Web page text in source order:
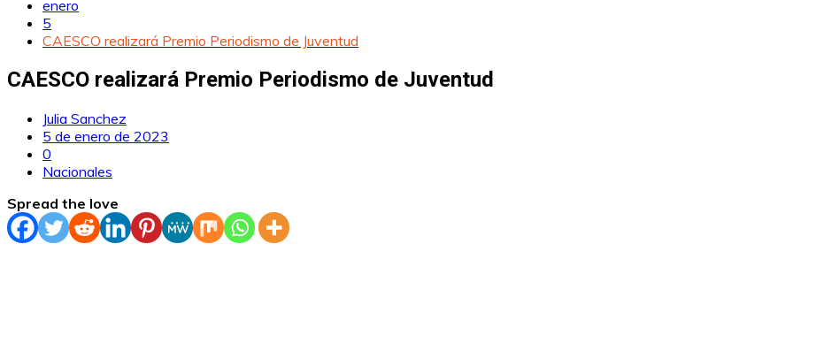
enero
5
CAESCO realizará Premio Periodismo de Juventud
CAESCO realizará Premio Periodismo de Juventud
Julia Sanchez
5 de enero de 2023
0
Nacionales
Spread the love